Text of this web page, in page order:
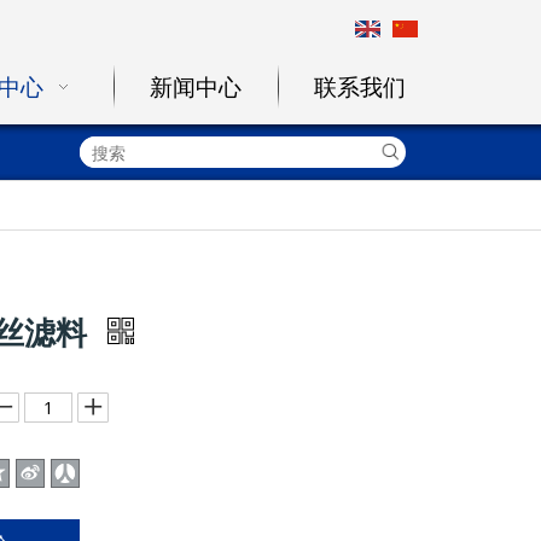
心 新闻中心 联系我们
滤料